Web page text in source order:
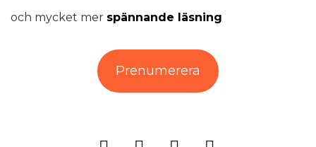
och mycket mer spännande läsning
Prenumerera